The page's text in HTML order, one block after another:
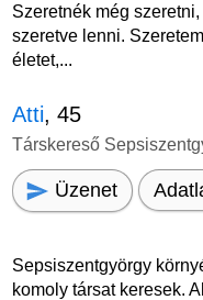
Szeretnék még szeretni,
szeretve lenni.
életet,...
Atti, 45
Társkereső
Üzenet
Sepsiszentgyörgy
komoly társat keresek.